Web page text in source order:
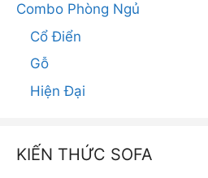
Combo Phòng Ngủ
Cổ Điển
Gỗ
Hiện Đại
KIẾN THỨC SOFA